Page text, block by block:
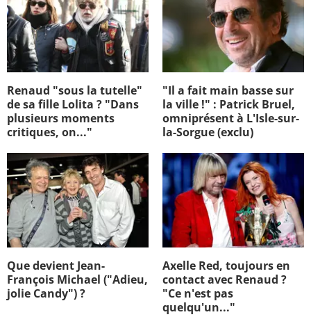
Renaud "sous la tutelle"
de sa fille Lolita ? "Dans
plusieurs moments
critiques, on..."
"Il a fait main basse sur
la ville !" : Patrick Bruel,
omniprésent à L'Isle-sur-
la-Sorgue (exclu)
Que devient Jean-
François Michael ("Adieu,
jolie Candy") ?
Axelle Red, toujours en
contact avec Renaud ?
"Ce n'est pas
quelqu'un..."